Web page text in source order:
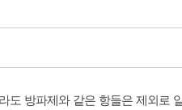
도 방파제와 같은 항들은 제외로